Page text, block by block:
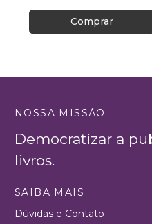
Comprar
NOSSA MISSÃO
Democratizar a
livros.
SAIBA MAIS
Dúvidas e Contato